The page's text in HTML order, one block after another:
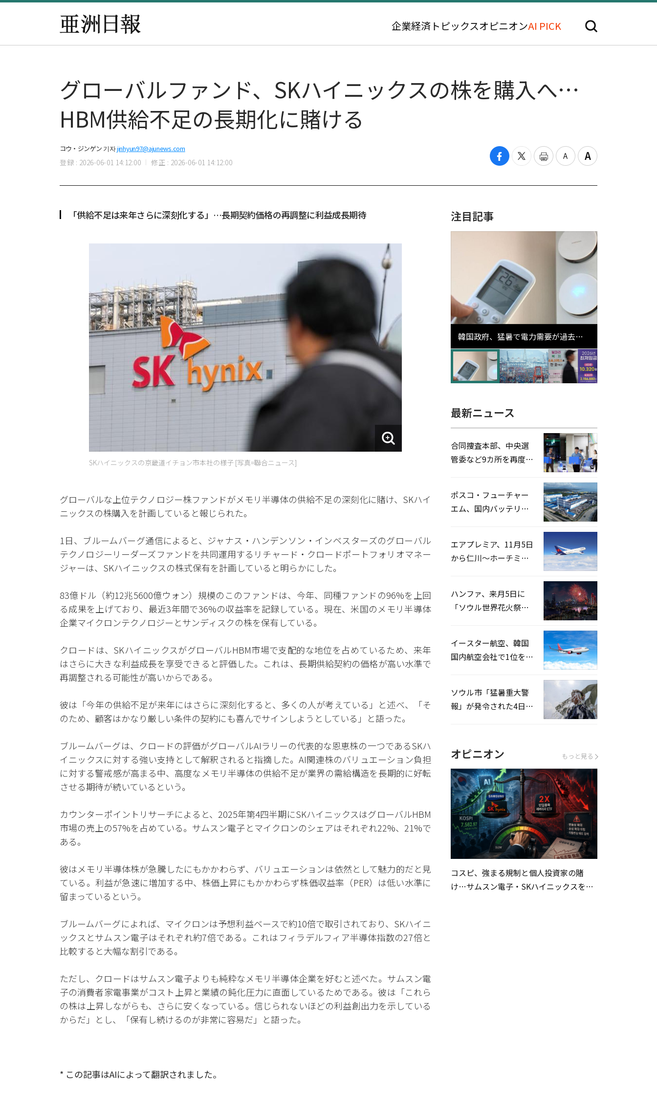
企業経済 トピックスオピニオンAI PICK
グローバルファンド、SKハイニックスの株を購入へ…
HBM供給不足の長期化に賭ける
コウ・ジンゲン 기자jinhyun97@ajunews.com
登録 : 2026-06-01 14:12:00 修正 : 2026-06-01 14:12:00
「供給不足は来年さらに深刻化する」…長期契約価格の再調整に利益成長期待
SKハイニックスの京畿道イチョン市本社の様子 [写真=聯合ニュース]
グローバルな上位テクノロジー株ファンドがメモリ半導体の供給不足の深刻化に賭け、SKハイ
ニックスの株購入を計画していると報じられた。
1日、ブルームバーグ通信によると、ジャナス・ハンデンソン・インベスターズのグローバル
テクノロジーリーダーズファンドを共同運用するリチャード・クロードポートフォリオマネー
ジャーは、SKハイニックスの株式保有を計画していると明らかにした。
83億ドル（約12兆5600億ウォン）規模のこのファンドは、今年、同種ファンドの96%を上回
る成果を上げており、最近3年間で36%の収益率を記録している。現在、米国のメモリ半導体
企業マイクロンテクノロジーとサンディスクの株を保有している。
クロードは、SKハイニックスがグローバルHBM市場で支配的な地位を占めているため、来年
はさらに大きな利益成長を享受できると評価した。これは、長期供給契約の価格が高い水準で
再調整される可能性が高いからである。
彼は「今年の供給不足が来年にはさらに深刻化すると、多くの人が考えている」と述べ、「そ
のため、顧客はかなり厳しい条件の契約にも喜んでサインしようとしている」と語った。
ブルームバーグは、クロードの評価がグローバルAIラリーの代表的な恩恵株の一つであるSKハ
イニックスに対する強い支持として解釈されると指摘した。AI関連株のバリュエーション負担
に対する警戒感が高まる中、高度なメモリ半導体の供給不足が業界の需給構造を長期的に好転
させる期待が続いているという。
カウンターポイントリサーチによると、2025年第4四半期にSKハイニックスはグローバルHBM
市場の売上の57%を占めている。サムスン電子とマイクロンのシェアはそれぞれ22%、21%で
ある。
彼はメモリ半導体株が急騰したにもかかわらず、バリュエーションは依然として魅力的だと見
ている。利益が急速に増加する中、株価上昇にもかかわらず株価収益率（PER）は低い水準に
留まっているという。
ブルームバーグによれば、マイクロンは予想利益ベースで約10倍で取引されており、SKハイニ
ックスとサムスン電子はそれぞれ約7倍である。これはフィラデルフィア半導体指数の27倍と
比較すると大幅な割引である。
ただし、クロードはサムスン電子よりも純粋なメモリ半導体企業を好むと述べた。サムスン電
子の消費者家電事業がコスト上昇と業績の鈍化圧力に直面しているためである。彼は「これら
の株は上昇しながらも、さらに安くなっている。信じられないほどの利益創出力を示している
からだ」とし、「保有し続けるのが非常に容易だ」と語った。
* この記事はAIによって翻訳されました。
注目記事
韓国政府、猛暑で電力需要が過去最
高更新の可能性に需給対応体制を点
検
最新ニュース
合同捜査本部、中央選
管委など9カ所を再度家
ポスコ・フューチャー
エム、国内バッテリー
エアプレミア、11月5日
から仁川〜ホーチミン
ハンファ、来月5日に
「ソウル世界花火祭り
イースター航空、韓国
国内航空会社で1位を記
ソウル市「猛暑重大警
報」が発令された4日、
オピニオン もっと見る
コスピ、強まる規制と個人投資家の賭
け…サムスン電子・SKハイニックスを巡